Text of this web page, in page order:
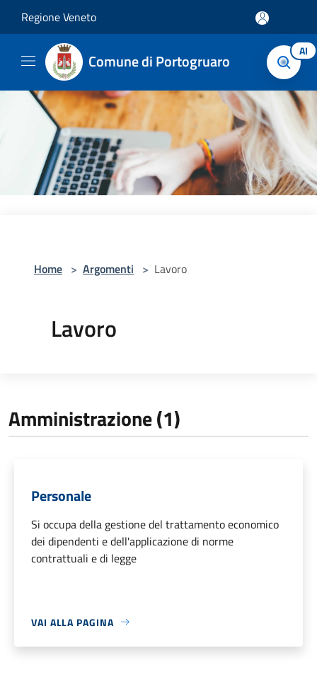
Regione Veneto
Comune di Portogruaro AI
Home > Argomenti > Lavoro
Lavoro
Amministrazione (1)
Personale
Si occupa della gestione del trattamento economico
dei dipendenti e dell'applicazione di norme
contrattuali e di legge
VAI ALLA PAGINA